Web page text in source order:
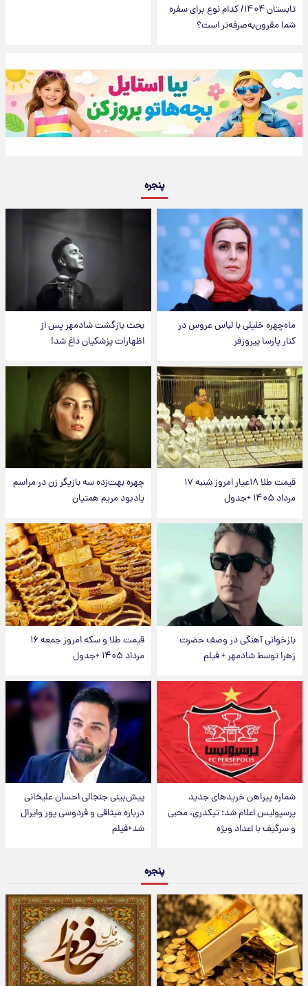
تابستان ۱۴۰۴/ کدام نوع برای سفره
شما مقرون‌به‌صرفه‌تر است؟
پنجره
ماه‌چهره خلیلی با لباس عروس در
کنار پارسا پیروزفر
بحث بازگشت شادمهر پس از
اظهارات پزشکیان داغ شد!
قیمت طلا ۱۸عیار امروز شنبه ۱۷
مرداد ۱۴۰۵ +جدول
چهره بهت‌زده سه بازیگر زن در مراسم
یادبود مریم همتیان
بازخوانی آهنگی در وصف حضرت
زهرا توسط شادمهر + فیلم
قیمت طلا و سکه امروز جمعه ۱۶
مرداد ۱۴۰۵ +جدول
شماره پیراهن خریدهای جدید
پرسپولیس اعلام شد؛ تیکدری، محبی
و سرگیف با اعداد ویژه
پیش‌بینی جنجالی احسان علیخانی
درباره میثاقی و فردوسی پور وایرال
شد+فیلم
پنجره